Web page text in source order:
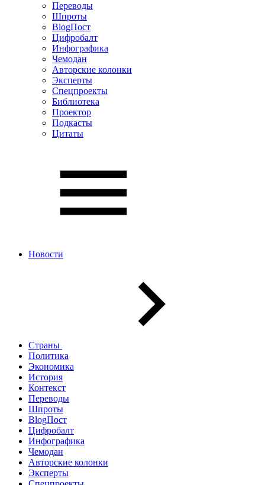
Переводы
Шпроты
BlogПост
Цифробалт
Инфографика
Чемодан
Авторские колонки
Эксперты
Спецпроекты
Библиотека
Проектор
Подкасты
Цитаты
Новости
Страны
Политика
Экономика
История
Контекст
Переводы
Шпроты
BlogПост
Цифробалт
Инфографика
Чемодан
Авторские колонки
Эксперты